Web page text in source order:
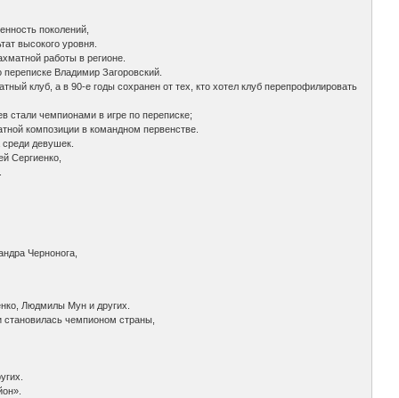
поколений,
высокого уровня.
работы в регионе.
Владимир Загоровский.
клуб, а в 90-е годы сохранен от тех, кто хотел клуб перепрофилировать
стали чемпионами в игре по переписке;
композиции в командном первенстве.
девушек.
Сергиенко,
Чернонога,
Людмилы Мун и других.
чемпионом страны,